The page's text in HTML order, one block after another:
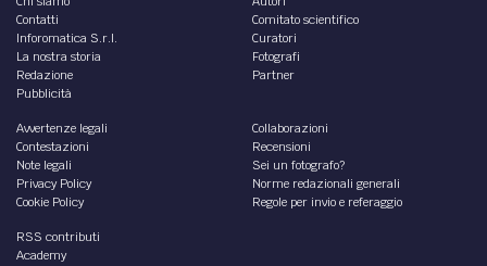
Contatti
Inforomatica S.r.l.
La nostra storia
Redazione
Pubblicità
Comitato scientifico
Curatori
Fotografi
Partner
Avvertenze legali
Contestazioni
Note legali
Privacy Policy
Cookie Policy
Collaborazioni
Recensioni
Sei un fotografo?
Norme redazionali generali
Regole per invio e referaggio
RSS contributi
Academy